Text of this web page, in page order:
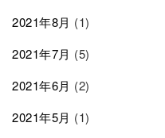
2021年8月 (1)
2021年7月 (5)
2021年6月 (2)
2021年5月 (1)